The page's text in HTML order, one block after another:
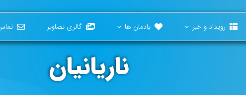
رویداد و خبر یادمان ها گالری تصاویر
ناریانیان